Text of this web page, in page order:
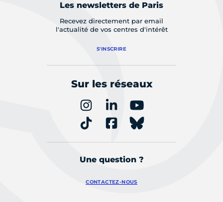
Les newsletters de Paris
Recevez directement par email
l'actualité de vos centres d'intérêt
S'INSCRIRE
Sur les réseaux
Une question ?
CONTACTEZ-NOUS